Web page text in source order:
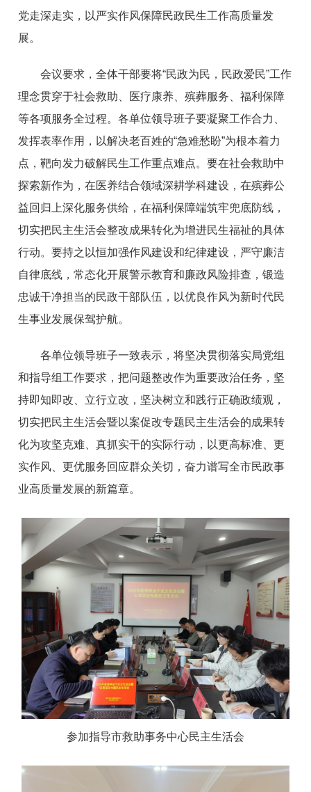
党走深走实，以严实作风保障民政民生工作高质量发
展。
会议要求，全体干部要将“民政为民，民政爱民”工作
理念贯穿于社会救助、医疗康养、殡葬服务、福利保障
等各项服务全过程。各单位领导班子要凝聚工作合力、
发挥表率作用，以解决老百姓的“急难愁盼”为根本着力
点，靶向发力破解民生工作重点难点。要在社会救助中
探索新作为，在医养结合领域深耕学科建设，在殡葬公
益回归上深化服务供给，在福利保障端筑牢兜底防线，
切实把民主生活会整改成果转化为增进民生福祉的具体
行动。要持之以恒加强作风建设和纪律建设，严守廉洁
自律底线，常态化开展警示教育和廉政风险排查，锻造
忠诚干净担当的民政干部队伍，以优良作风为新时代民
生事业发展保驾护航。
各单位领导班子一致表示，将坚决贯彻落实局党组
和指导组工作要求，把问题整改作为重要政治任务，坚
持即知即改、立行立改，坚决树立和践行正确政绩观 ，
切实把民主生活会暨以案促改专题民主生活会的成果转
化为攻坚克难、真抓实干的实际行动，以更高标准、更
实作风、更优服务回应群众关切，奋力谱写全市民政事
业高质量发展的新篇章。
参加指导市救助事务中心民主生活会